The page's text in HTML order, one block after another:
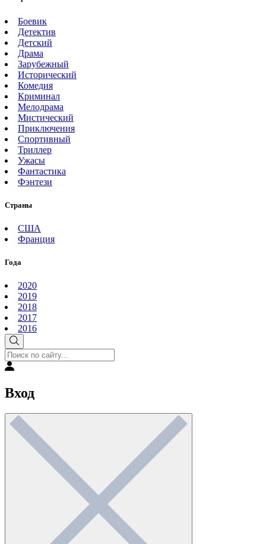
Боевик
Детектив
Детский
Драма
Зарубежный
Исторический
Комедия
Криминал
Мелодрама
Мистический
Приключения
Спортивный
Триллер
Ужасы
Фантастика
Фэнтези
Страны
США
Франция
Года
2020
2019
2018
2017
2016
Вход